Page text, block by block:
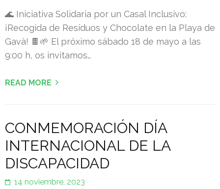
🌊 Iniciativa Solidaria por un Casal Inclusivo:
¡Recogida de Residuos y Chocolate en la Playa de
Gavà! 🍫🌱 El próximo sábado 18 de mayo a las
9:00 h, os invitamos…
READ MORE
CONMEMORACIÓN DÍA
INTERNACIONAL DE LA
DISCAPACIDAD
14 noviembre, 2023